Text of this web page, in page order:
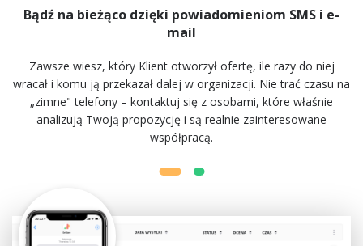
Bądź na bieżąco dzięki powiadomieniom SMS i e-
mail
Zawsze wiesz, który Klient otworzył ofertę, ile razy do niej
wracał i komu ją przekazał dalej w organizacji. Nie trać czasu na
„zimne" telefony – kontaktuj się z osobami, które właśnie
analizują Twoją propozycję i są realnie zainteresowane
współpracą.